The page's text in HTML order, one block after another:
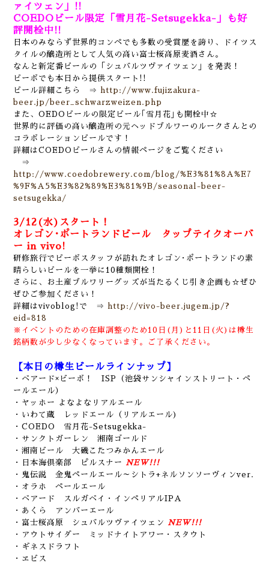
ァイツェン」!!
COEDOビール限定「雪月花-Setsugekka- 」も好
評開栓中!!
日本のみならず世界的コンペでも多数の受賞歴を誇り、ドイツス
タイルの醸造所として人気の高い富士桜高原麦酒さん。
なんと新定番ビールの「シュバルツヴァイツェン」を発表！
ビーボでも本日から提供スタート!!
ビール詳細こちら ⇒
http://www.fujizakura-
beer.jp/beer_schwarzweizen.php
また、OEDOビールの限定ビール｢雪月花｣も開栓中☆
世界的に評価の高い醸造所の元ヘッドブルワーのルークさんとの
コラボレーションビールです！
詳細はCOEDOビールさんの情報ページをご覧ください
⇒
http://www.coedobrewery.com/blog/%E3%81%8A%E7
%9F%A5%E3%82%89%E3%81%9B/seasonal-beer-
setsugekka/
3/12(水)スタート！
オレゴン･ポートランドビール タップテイクオーバ
ー in vivo!
研修旅行でビーボスタッフが訪れたオレゴン･ポートランドの素
晴らしいビールを一挙に10種類開栓！
さらに、お土産ブルワリーグッズが当たるくじ引き企画も☆ぜひ
ぜひご参加ください！
詳細はvivoblog!で ⇒
http://vivo-beer.jugem.jp/?
eid=818
※イベントのための在庫調整のため10日(月)と11日(火)は樽生
銘柄数が少し少なくなっています。ご了承ください。
【本日の樽生ビールラインナップ】
・ベアード×ビーボ！ ISP（池袋サンシャインストリート・ペ
ールエール）
・ヤッホー よなよなリアルエール
・いわて蔵 レッドエール（リアルエール)
・COEDO 雪月花-Setsugekka-
・サンクトガーレン 湘南ゴールド
・湘南ビール 大磯こたつみかんエール
・日本海倶楽部 ピルスナー
NEW!!!
・鬼伝説 金鬼ペールエール～シトラ+ネルソンソーヴィンver.
・オラホ ペールエール
・ベアード スルガベイ・インペリアルIPA
・あくら アンバーエール
・富士桜高原 シュバルツヴァイツェン
NEW!!!
・アウトサイダー ミッドナイトアワー・スタウト
・ギネスドラフト
・ヱビス